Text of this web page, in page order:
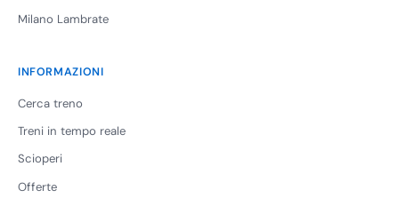
Milano Lambrate
INFORMAZIONI
Cerca treno
Treni in tempo reale
Scioperi
Offerte